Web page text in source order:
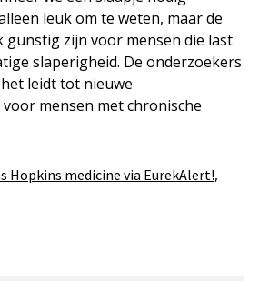
leuk om te weten, maar de
zijn voor mensen die last
slaperigheid. De onderzoekers
leidt tot nieuwe
mensen met chronische
Hopkins medicine via EurekAlert!,